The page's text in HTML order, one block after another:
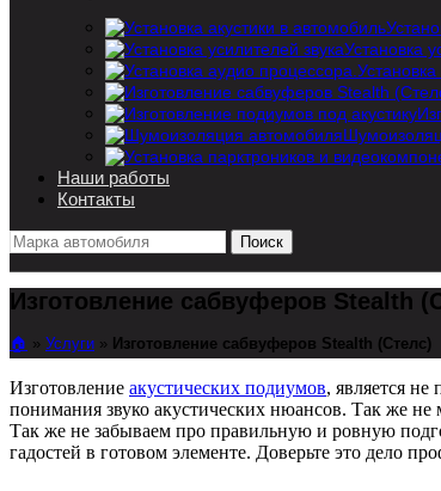
Установка
Наши работы
Контакты
Поиск
Изготовление сабвуферов Stealth
🏠︎ » Услуги » Изготовление сабвуферов Stealth (Стелс)
Изготовление акустических подиумов, является
понимания звуко акустических нюансов. Так же не
Так же не забываем про правильную и ровную
гадостей в готовом элементе. Доверьте это дело